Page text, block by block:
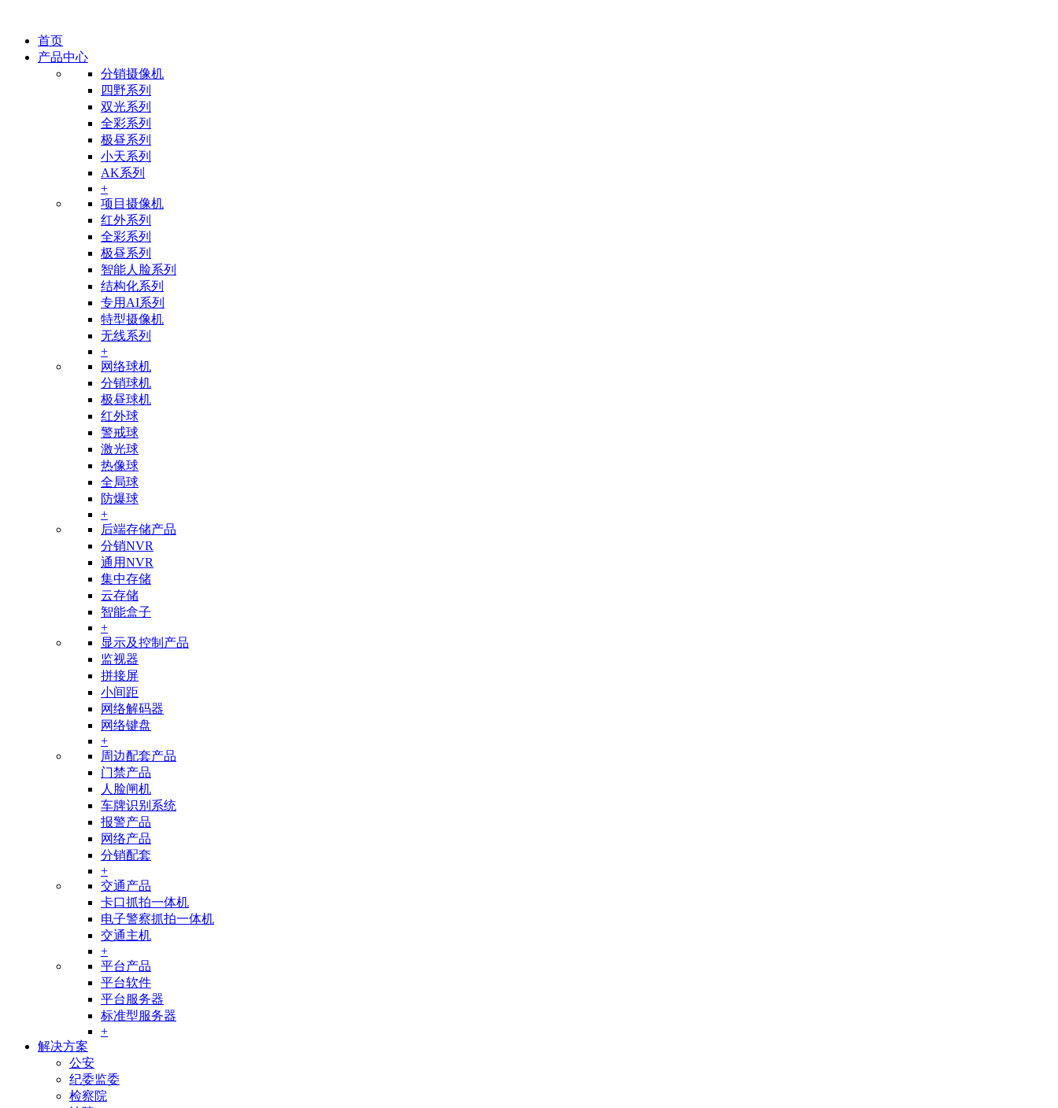
首页
产品中心
分销摄像机
四野系列
双光系列
全彩系列
极昼系列
小天系列
AK系列
+
项目摄像机
红外系列
全彩系列
极昼系列
智能人脸系列
结构化系列
专用AI系列
特型摄像机
无线系列
+
网络球机
分销球机
极昼球机
红外球
警戒球
激光球
热像球
全局球
防爆球
+
后端存储产品
分销NVR
通用NVR
集中存储
云存储
智能盒子
+
显示及控制产品
监视器
拼接屏
小间距
网络解码器
网络键盘
+
周边配套产品
门禁产品
人脸闸机
车牌识别系统
报警产品
网络产品
分销配套
+
交通产品
卡口抓拍一体机
电子警察抓拍一体机
交通主机
+
平台产品
平台软件
平台服务器
标准型服务器
+
解决方案
公安
纪委监委
检察院